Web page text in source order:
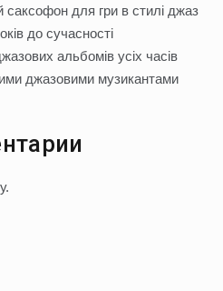
саксофон для гри в стилі джаз
до сучасності
альбомів усіх часів
джазовими музикантами